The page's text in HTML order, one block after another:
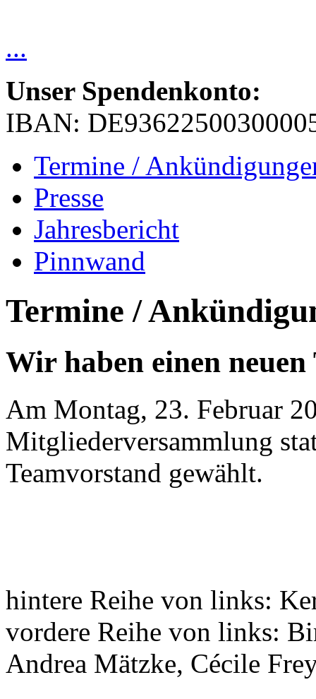
...
Unser Spendenkonto:
IBAN:
Termine /
Presse
Jahresbericht
Pinnwand
Termine /
Wir haben einen
Am Montag, 23. Februar
Mitgliederversammlung
Teamvorstand gewählt.
hintere Reihe von links:
vordere Reihe von links:
Andrea Mätzke, Cécile